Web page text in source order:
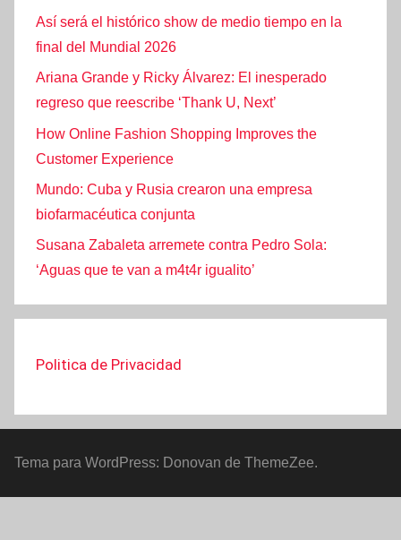
Así será el histórico show de medio tiempo en la
final del Mundial 2026
Ariana Grande y Ricky Álvarez: El inesperado
regreso que reescribe ‘Thank U, Next’
How Online Fashion Shopping Improves the
Customer Experience
Mundo: Cuba y Rusia crearon una empresa
biofarmacéutica conjunta
Susana Zabaleta arremete contra Pedro Sola:
‘Aguas que te van a m4t4r igualito’
Politica de Privacidad
Tema para WordPress: Donovan de ThemeZee.